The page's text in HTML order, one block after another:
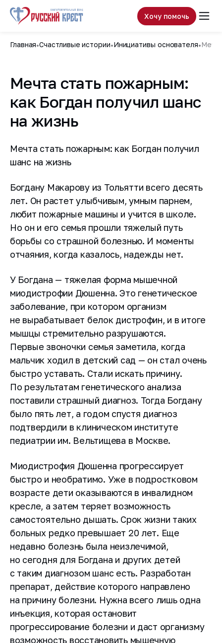
Хочу помочь
Главная Счастливые истории Инициативы основателя
Мечта стать пожарным:
как Богдан получил шанс
на жизнь
Мечта стать пожарным: как Богдан получил
шанс на жизнь
Богдану Макарову из Тольятти всего десять
лет. Он растет улыбчивым, умным парнем,
любит пожарные машины и учится в школе.
Но он и его семья прошли тяжелый путь
борьбы со страшной болезнью. И моменты
отчаяния, когда казалось, надежды нет.
У Богдана — тяжелая форма мышечной
миодистрофии Дюшенна. Это генетическое
заболевание, при котором организм
не вырабатывает белок дистрофин, и в итоге
мышцы стремительно разрушаются.
Первые звоночки семья заметила, когда
мальчик ходил в детский сад — он стал очень
быстро уставать. Стали искать причину.
По результатам генетического анализа
поставили страшный диагноз. Тогда Богдану
было пять лет, а годом спустя диагноз
подтвердили в клиническом институте
педиатрии им. Вельтищева в Москве.
Миодистрофия Дюшенна прогрессирует
быстро и необратимо. Уже в подростковом
возрасте дети оказываются в инвалидном
кресле, а затем теряет возможность
самостоятельно дышать. Срок жизни таких
больных редко превышает 20 лет. Еще
недавно болезнь была неизлечимой,
но сегодня для Богдана и других детей
с таким диагнозом шанс есть. Разработан
препарат, действие которого направлено
на причину болезни. Нужна всего лишь одна
инъекция, которая остановит
прогрессирование болезни и даст организму
возможность восстановить мышечную